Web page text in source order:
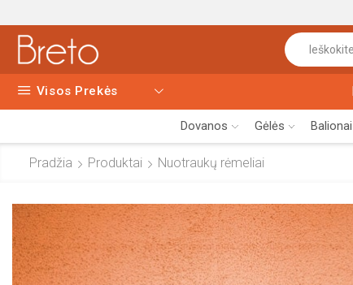
Visos Prekės
Dovanos Gėlės Balionai
Pradžia Produktai Nuotraukų rėmeliai